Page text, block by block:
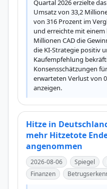
Quartal 2026 erzielte
Umsatz von 33,2
von 316 Prozent im
und erreichte mit einem
Millionen CAD die
die KI-Strategie positiv
Kaufempfehlung
Konsensschätzungen
erwarteten Verlust von
anzeigen.
Hitze in
mehr Hitzetote
angenommen
2026-08-06 Spiegel
Finanzen